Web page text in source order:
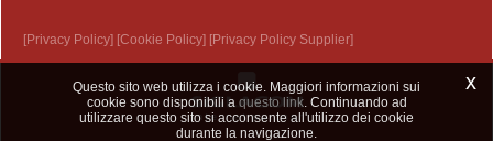
x
Questo sito web utilizza i cookie. Maggiori informazioni sui
cookie sono disponibili a questo link. Continuando ad
utilizzare questo sito si acconsente all'utilizzo dei cookie
durante la navigazione.
[Privacy Policy] [Cookie Policy] [Privacy Policy Supplier]